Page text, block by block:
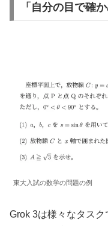
「自分の目で確
東大入試の数学の問題の例
Grok 3は様々なタスク